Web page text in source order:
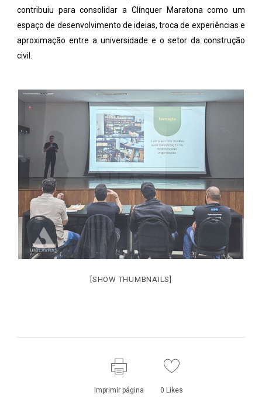
contribuiu para consolidar a Clínquer Maratona como um
espaço de desenvolvimento de ideias, troca de experiências e
aproximação entre a universidade e o setor da construção
civil.
[SHOW THUMBNAILS]
Imprimir página 0 Likes